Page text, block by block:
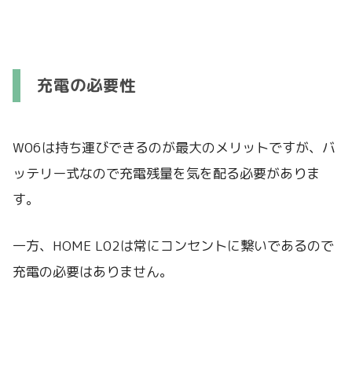
充電の必要性
W06は持ち運びできるのが最大のメリットですが、バ
ッテリー式なので充電残量を気を配る必要がありま
す。
一方、HOME L02は常にコンセントに繋いであるので
充電の必要はありません。